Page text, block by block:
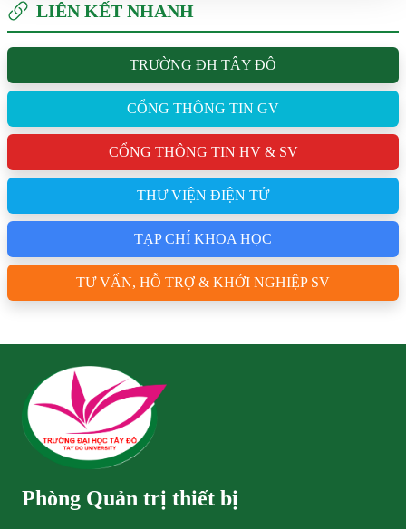
LIÊN KẾT NHANH
TRƯỜNG ĐH TÂY ĐÔ
CỔNG THÔNG TIN GV
CỔNG THÔNG TIN HV & SV
THƯ VIỆN ĐIỆN TỬ
TẠP CHÍ KHOA HỌC
TƯ VẤN, HỖ TRỢ & KHỞI NGHIỆP SV
Phòng Quản trị thiết bị